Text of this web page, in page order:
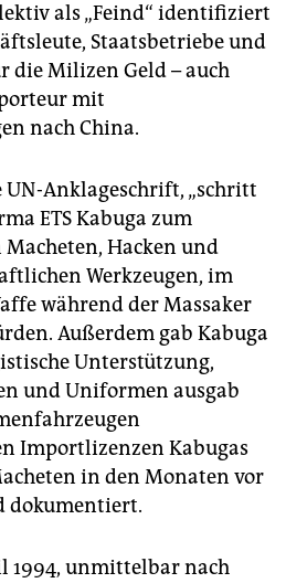
als „Feind“ identifiziert
Staatsbetriebe und
Milizen Geld – auch
mit
nach China.
UN-Anklageschrift, „schritt
ETS Kabuga zum
Hacken und
Werkzeugen, im
während der Massaker
Außerdem gab Kabuga
Unterstützung,
und Uniformen ausgab
Importlizenzen Kabugas
in den Monaten vor
dokumentiert.
1994, unmittelbar nach